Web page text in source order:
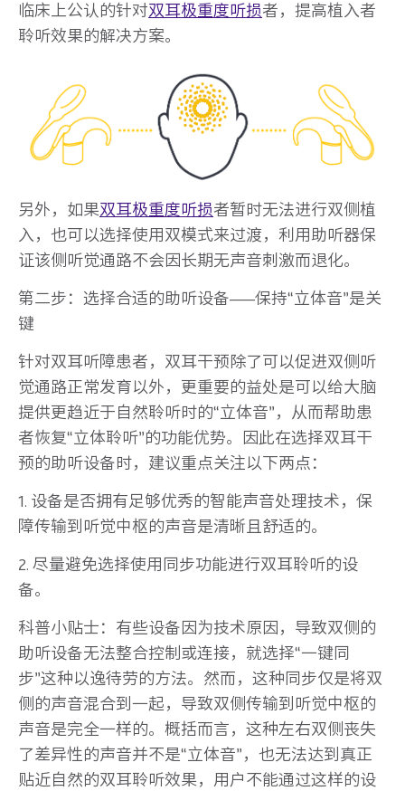
临床上公认的针对双耳极重度听损者，提高植入者
聆听效果的解决方案。
另外，如果双耳极重度听损者暂时无法进行双侧植
入，也可以选择使用双模式来过渡，利用助听器保
证该侧听觉通路不会因长期无声音刺激而退化。
第二步：选择合适的助听设备——保持“立体音”是关
键
针对双耳听障患者，双耳干预除了可以促进双侧听
觉通路正常发育以外，更重要的益处是可以给大脑
提供更趋近于自然聆听时的“立体音”，从而帮助患
者恢复“立体聆听”的功能优势。因此在选择双耳干
预的助听设备时，建议重点关注以下两点：
1. 设备是否拥有足够优秀的智能声音处理技术，保
障传输到听觉中枢的声音是清晰且舒适的。
2. 尽量避免选择使用同步功能进行双耳聆听的设
备。
科普小贴士：有些设备因为技术原因，导致双侧的
助听设备无法整合控制或连接，就选择“一键同
步”这种以逸待劳的方法。然而，这种同步仅是将双
侧的声音混合到一起，导致双侧传输到听觉中枢的
声音是完全一样的。概括而言，这种左右双侧丧失
了差异性的声音并不是“立体音”，也无法达到真正
贴近自然的双耳聆听效果，用户不能通过这样的设